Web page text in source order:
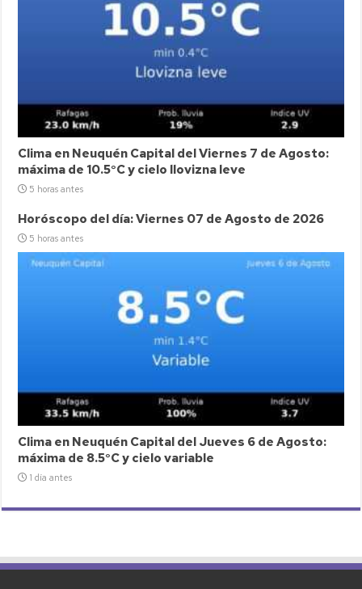
Clima en Neuquén Capital del Viernes 7 de Agosto:
máxima de 10.5°C y cielo llovizna leve
5 horas antes
Horóscopo del día: Viernes 07 de Agosto de 2026
5 horas antes
Clima en Neuquén Capital del Jueves 6 de Agosto:
máxima de 8.5°C y cielo variable
1 día antes